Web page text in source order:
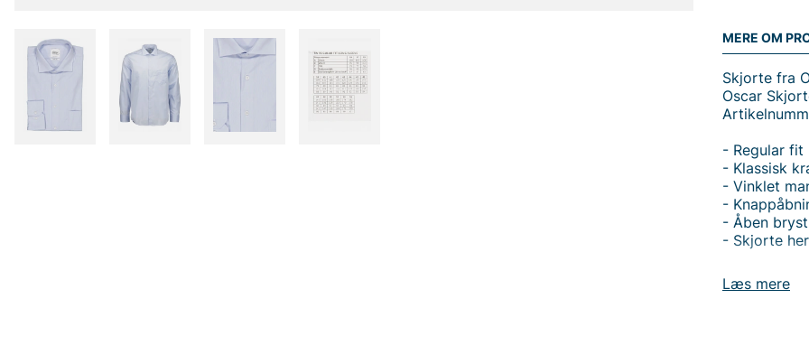
MERE OM
Læs mere
Skjorte fra
Oscar
- Regular fit
- Klassisk
- Vinklet
-
- Åben
- Skjorte
Oscar
regular fit,